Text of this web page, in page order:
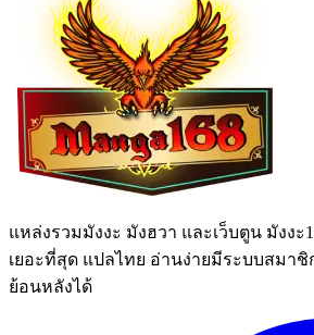
แหล่งรวมมังงะ มังฮวา และเว็บตูน มังงะ
เยอะที่สุด แปลไทย อ่านง่ายมีระบบสมา
ย้อนหลังได้